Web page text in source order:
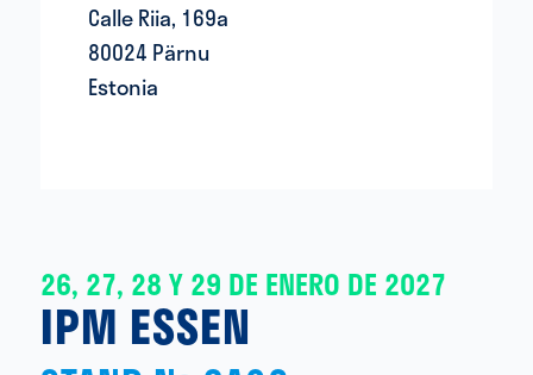
Calle Riia, 169a
80024 Pärnu
Estonia
26, 27, 28 Y 29 DE ENERO DE 2027
IPM ESSEN